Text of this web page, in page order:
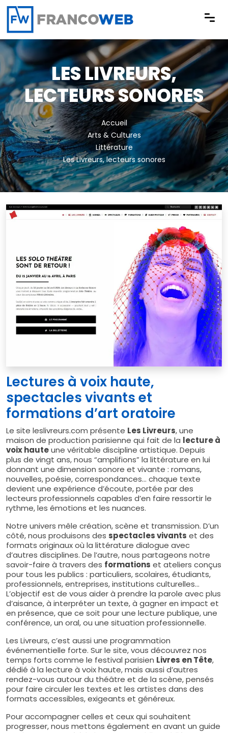
Panneau de gestion des cookies
LES LIVREURS,
LECTEURS SONORES
Accueil
Arts & Cultures
Littérature
Les Livreurs, lecteurs sonores
Lectures à voix haute,
spectacles vivants et
formations d’art oratoire
Le site leslivreurs.com présente Les Livreurs, une
maison de production parisienne qui fait de la lecture à
voix hauteune véritable discipline artistique. Depuis
plus de vingt ans, nous “amplifions” la littérature en lui
donnant une dimension sonore et vivante : romans,
nouvelles, poésie, correspondances… chaque texte
devient une expérience d’écoute, portée par des
lecteurs professionnels capables d’en faire ressortir le
rythme, les émotions et les nuances.
Notre univers mêle création, scène et transmission. D’un
côté, nous produisons des spectacles vivants et des
formats originaux où la littérature dialogue avec
d’autres disciplines. De l’autre, nous partageons notre
savoir-faire à travers des formations et ateliers conçus
pour tous les publics : particuliers, scolaires, étudiants,
professionnels, entreprises, institutions culturelles…
L’objectif est de vous aider à prendre la parole avec plus
d’aisance, à interpréter un texte, à gagner en impact et
en présence, que ce soit pour une lecture publique, une
conférence, un oral, ou une situation professionnelle.
Les Livreurs, c’est aussi une programmation
événementielle forte. Sur le site, vous découvrez nos
temps forts comme le festival parisien Livres en Tête,
dédié à la lecture à voix haute, mais aussi d’autres
rendez-vous autour du théâtre et de la scène, pensés
pour faire circuler les textes et les artistes dans des
formats accessibles, exigeants et généreux.
Pour accompagner celles et ceux qui souhaitent
progresser, nous mettons également en avant un guide